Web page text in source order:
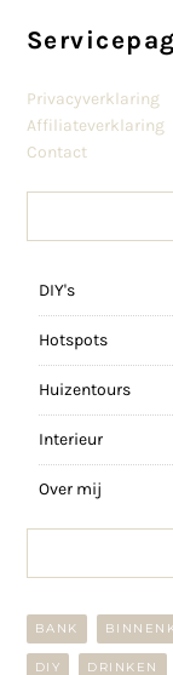
Privacyverklaring
Affiliateverklaring
Contact
DIY's
Hotspots
Huizentours
Interieur
Over mij
BANK
DIY DRINKEN